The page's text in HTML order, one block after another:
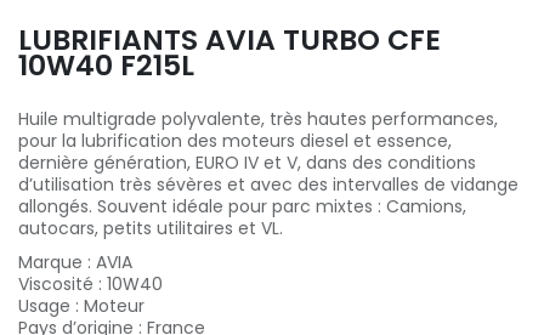
LUBRIFIANTS AVIA TURBO CFE
10W40 F215L
Huile multigrade polyvalente, très hautes performances,
pour la lubrification des moteurs diesel et essence,
dernière génération, EURO IV et V, dans des conditions
d’utilisation très sévères et avec des intervalles de vidange
allongés. Souvent idéale pour parc mixtes : Camions,
autocars, petits utilitaires et VL.
Marque : AVIA
Viscosité : 10W40
Usage : Moteur
Pays d’origine : France